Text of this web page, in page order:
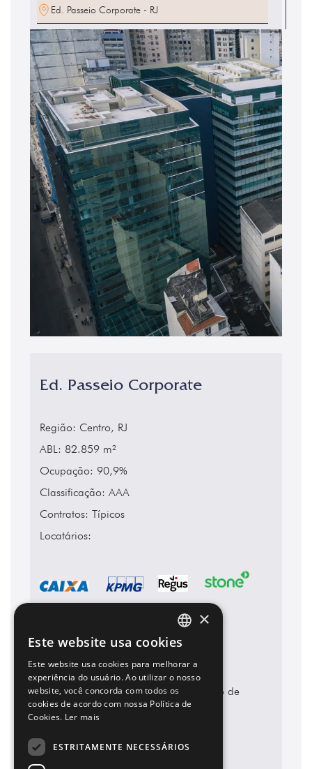
Ed. Passeio Corporate - RJ
Ed. Passeio Corporate
Região: Centro, RJ
ABL: 82.859 m²
Ocupação: 90,9%
Classificação: AAA
Contratos: Típicos
Locatários:
Endereço: Rua do Passeio, 38/40 – Rio de
Janeiro
Ver localização
PORTUGUESE
ENGLISH
×
Este website usa cookies
Este website usa cookies para melhorar a
experiência do usuário. Ao utilizar o nosso
website, você concorda com todos os
cookies de acordo com nossa Política de
Cookies. Ler mais
ESTRITAMENTE NECESSÁRIOS